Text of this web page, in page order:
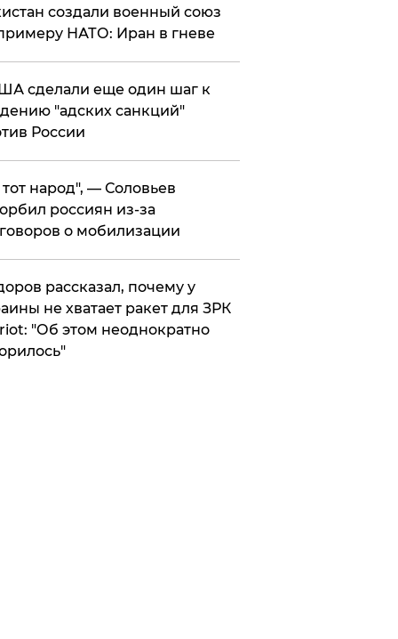
создали военный союз
НАТО: Иран в гневе
сделали еще один шаг к
"адских санкций"
России
народ", — Соловьев
россиян из-за
о мобилизации
рассказал, почему у
не хватает ракет для ЗРК
"Об этом неоднократно